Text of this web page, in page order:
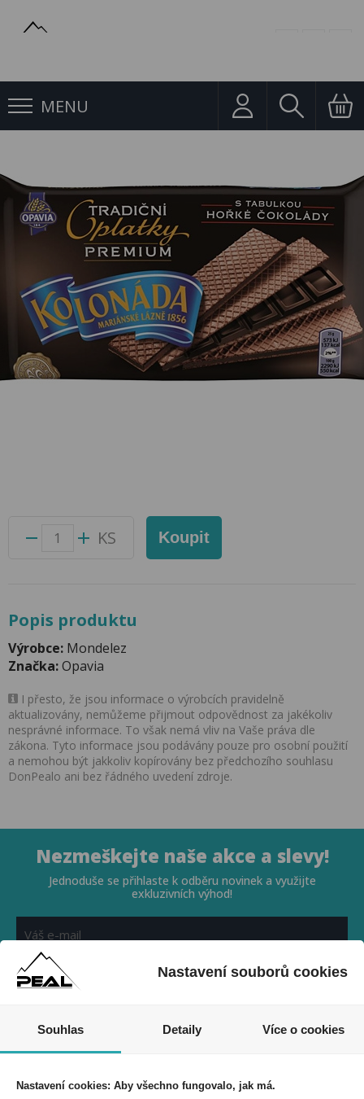
MENU
Kolonáda Premium Hořká 92g Opavia
KS Koupit
Popis produktu
Výrobce: Mondelez
Značka:Opavia
I přesto, že jsou informace o výrobcích pravidelně
aktualizovány, nemůžeme přijmout odpovědnost za jakékoliv
nesprávné informace. To však nemá vliv na Vaše práva dle
zákona. Tyto informace jsou podávány pouze pro osobní použití
a nemohou být jakkoliv kopírovány bez předchozího souhlasu
DonPealo ani bez řádného uvedení zdroje.
Nezmeškejte naše akce a slevy!
Jednoduše se přihlaste k odběru novinek a využijte
exkluzivních výhod!
PEAL a.s.
Nastavení souborů cookies
Souhlas Detaily Více o cookies
Nastavení cookies: Aby všechno fungovalo, jak má.